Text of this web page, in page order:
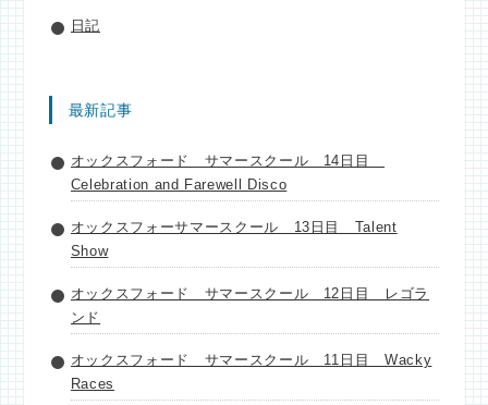
日記
最新記事
オックスフォード サマースクール 14日目
Celebration and Farewell Disco
オックスフォーサマースクール 13日目 Talent
Show
オックスフォード サマースクール 12日目 レゴラ
ンド
オックスフォード サマースクール 11日目 Wacky
Races